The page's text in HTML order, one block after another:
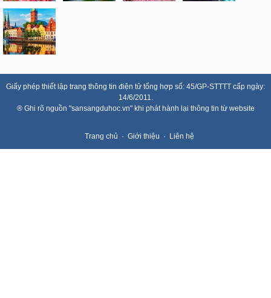
Giấy phép thiết lập trang thông tin điện tử tổng hợp số: 45/GP-STTTT cấp ngày:
14/6/2011.
® Ghi rõ nguồn "sansangduhoc.vn" khi phát hành lại thông tin từ website
Trang chủ Giới thiệu Liên hệ